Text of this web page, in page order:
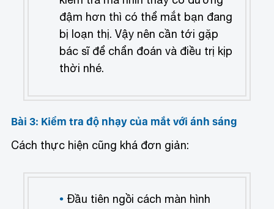
đậm hơn thì có thể mắt bạn đang
bị loạn thị. Vậy nên cần tới gặp
bác sĩ để chẩn đoán và điều trị kịp
thời nhé.
Bài 3: Kiểm tra độ nhạy của mắt với ánh sáng
Cách thực hiện cũng khá đơn giản:
Đầu tiên ngồi cách màn hình